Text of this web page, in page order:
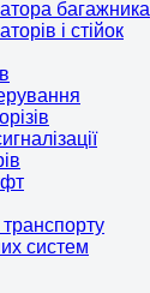
багажника
і стійок
систем